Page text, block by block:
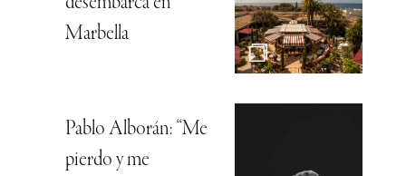
Marbella
Pablo Alborán: “Me
pierdo y me